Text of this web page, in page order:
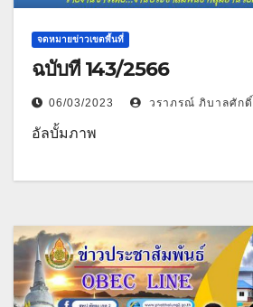
จดหมายข่าวเขตพื้นที่
ฉบับที่ 143/2566
06/03/2023 วราภรณ์ ภิบาลศักดิ์
อัลบั้มภาพ